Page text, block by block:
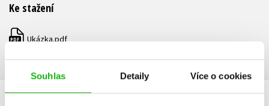
Souhlas Detaily Více o cookies
Ke stažení
PDF Ukázka.pdf